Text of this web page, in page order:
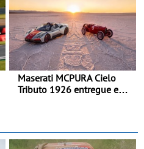
Maserati MCPURA Cielo
Tributo 1926 entregue em